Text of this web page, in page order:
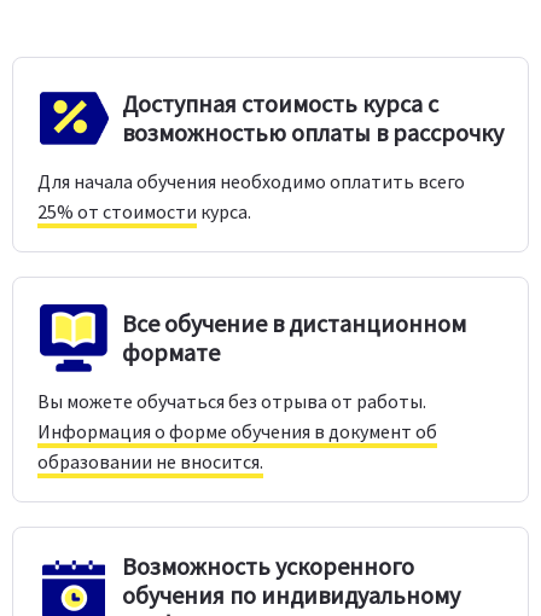
Доступная стоимость курса с
возможностью оплаты в рассрочку
Для начала обучения необходимо оплатить всего
25% от стоимости курса.
Все обучение в дистанционном
формате
Вы можете обучаться без отрыва от работы.
Информация о форме обучения в документ об
образовании не вносится.
Возможность ускоренного
обучения по индивидуальному